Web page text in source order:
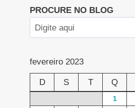
PROCURE NO BLOG
fevereiro 2023
D S T Q
1